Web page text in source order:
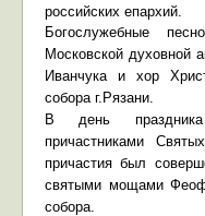
российских епархий.
Богослужебные
Московской духовной
Иванчука и хор
собора г.Рязани.
В день
причастниками
причастия был
святыми мощами
собора.